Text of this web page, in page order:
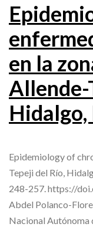
en la
Allende-
Epidemiology of
Tepeji del Río,
248-257. https://
Abdel Polanco-
Nacional